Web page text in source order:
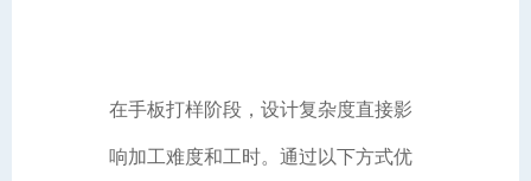
在手板打样阶段，设计复杂度直接影
响加工难度和工时。通过以下方式优